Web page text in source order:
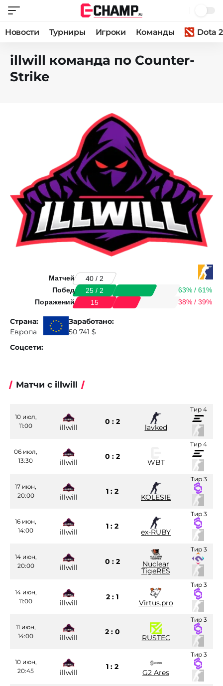
Новости Турниры Игроки Команды Dota 2
illwill команда по Counter-
Strike
Матчей
40 / 2
Побед
25 / 2
63% / 61%
Поражений
15 38% / 39%
Страна:
Европа
Заработано:
50 741 $
Соцсети:
Матчи с illwill
10 июл,
11:00
illwill
0 : 2
lavked
Тир 4
06 июл,
13:30
illwill
0 : 2
WBT
Тир 4
17 июн,
20:00
illwill
1 : 2
KOLESIE
Тир 3
16 июн,
14:00
illwill
1 : 2
ex-RUBY
Тир 3
14 июн,
20:00
illwill
0 : 2 Nuclear
TigeRES
Тир 3
14 июн,
11:00
illwill
2 : 1
Virtus.pro
Тир 3
11 июн,
14:00
illwill
2 : 0
RUSTEC
Тир 3
10 июн,
20:45
illwill
1 : 2
G2 Ares
Тир 3